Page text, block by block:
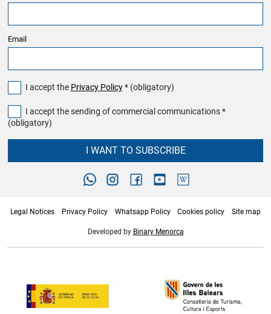
Email
I accept the Privacy Policy* (obligatory)
I accept the sending of commercial communications *
(obligatory)
I WANT TO SUBSCRIBE
Legal Notices Privacy Policy Whatsapp Policy Cookies policy Site map
Developed by Binary Menorca